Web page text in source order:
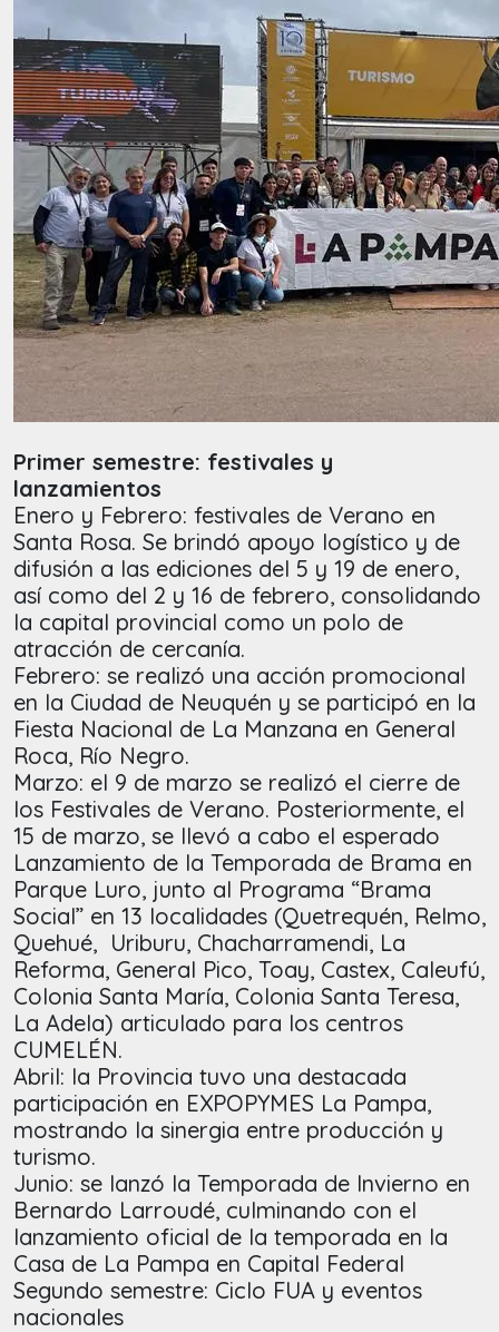
Primer semestre: festivales y
lanzamientos
Enero y Febrero: festivales de Verano en
Santa Rosa. Se brindó apoyo logístico y de
difusión a las ediciones del 5 y 19 de enero,
así como del 2 y 16 de febrero, consolidando
la capital provincial como un polo de
atracción de cercanía.
Febrero: se realizó una acción promocional
en la Ciudad de Neuquén y se participó en la
Fiesta Nacional de La Manzana en General
Roca, Río Negro.
Marzo: el 9 de marzo se realizó el cierre de
los Festivales de Verano. Posteriormente, el
15 de marzo, se llevó a cabo el esperado
Lanzamiento de la Temporada de Brama en
Parque Luro, junto al Programa “Brama
Social” en 13 localidades (Quetrequén, Relmo,
Quehué, Uriburu, Chacharramendi, La
Reforma, General Pico, Toay, Castex, Caleufú,
Colonia Santa María, Colonia Santa Teresa,
La Adela) articulado para los centros
CUMELÉN.
Abril: la Provincia tuvo una destacada
participación en EXPOPYMES La Pampa,
mostrando la sinergia entre producción y
turismo.
Junio: se lanzó la Temporada de Invierno en
Bernardo Larroudé, culminando con el
lanzamiento oficial de la temporada en la
Casa de La Pampa en Capital Federal
Segundo semestre: Ciclo FUA y eventos
nacionales